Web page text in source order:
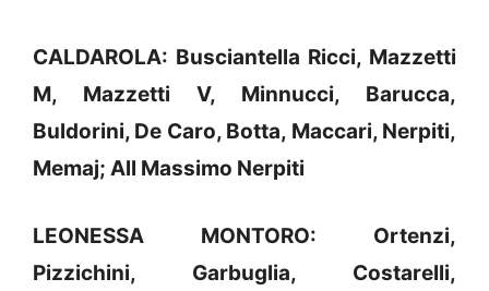
CALDAROLA: Busciantella Ricci, Mazzetti
M, Mazzetti V, Minnucci, Barucca,
Buldorini, De Caro, Botta, Maccari, Nerpiti,
Memaj; All Massimo Nerpiti
LEONESSA MONTORO: Ortenzi,
Pizzichini, Garbuglia, Costarelli,